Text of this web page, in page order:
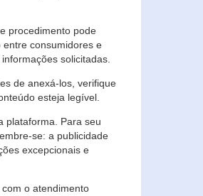
procedimento pode
consumidores e
solicitadas.
de anexá-los, verifique
esteja legível.
plataforma. Para seu
se: a publicidade
excepcionais e
o atendimento